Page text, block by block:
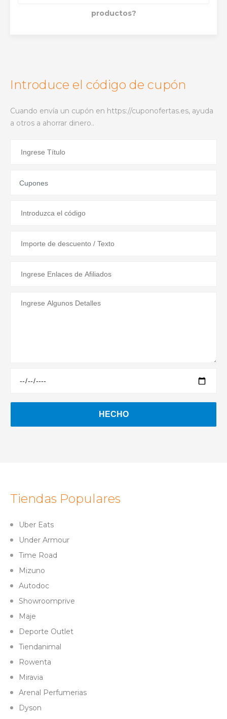
productos?
Introduce el código de cupón
Cuando envía un cupón en https://cuponofertas.es, ayuda
a otros a ahorrar dinero..
Tiendas Populares
Uber Eats
Under Armour
Time Road
Mizuno
Autodoc
Showroomprive
Maje
Deporte Outlet
Tiendanimal
Rowenta
Miravia
Arenal Perfumerias
Dyson